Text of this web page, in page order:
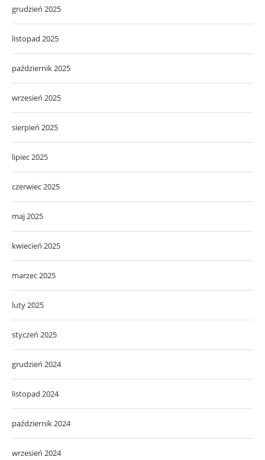
grudzień 2025
listopad 2025
październik 2025
wrzesień 2025
sierpień 2025
lipiec 2025
czerwiec 2025
maj 2025
kwiecień 2025
marzec 2025
luty 2025
styczeń 2025
grudzień 2024
listopad 2024
październik 2024
wrzesień 2024